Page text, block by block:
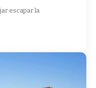
escapar la